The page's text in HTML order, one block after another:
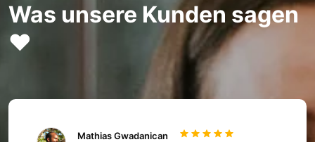
Was unsere Kunden sagen
❤️
Mathias Gwadanican